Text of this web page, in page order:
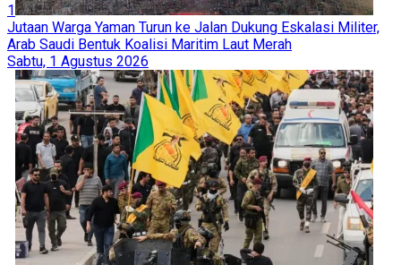
1
Jutaan Warga Yaman Turun ke Jalan Dukung Eskalasi Militer,
Arab Saudi Bentuk Koalisi Maritim Laut Merah
Sabtu, 1 Agustus 2026